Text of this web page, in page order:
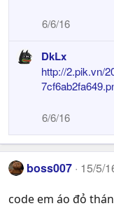
6/6/16
DkLx
http://2.pik.vn/
6/6/16
boss007 15/5/
code em áo đỏ